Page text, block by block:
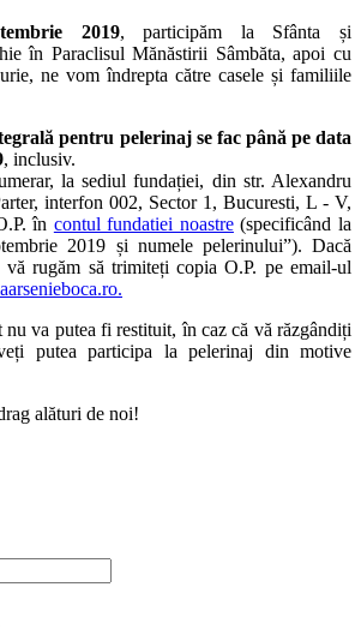
2019, participăm la Sfânta și
în Paraclisul Mănăstirii Sâmbăta, apoi cu
ne vom îndrepta către casele și familiile
pentru pelerinaj se fac până pe data
, inclusiv.
la sediul fundației, din str. Alexandru
interfon 002, Sector 1, Bucuresti, L - V,
în contul fundatiei noastre(specificând la
2019 și numele pelerinului”). Dacă
vă rugăm să trimiteți copia O.P. pe email-ul
.
va putea fi restituit, în caz că vă răzgândiți
putea participa la pelerinaj din motive
alături de noi!